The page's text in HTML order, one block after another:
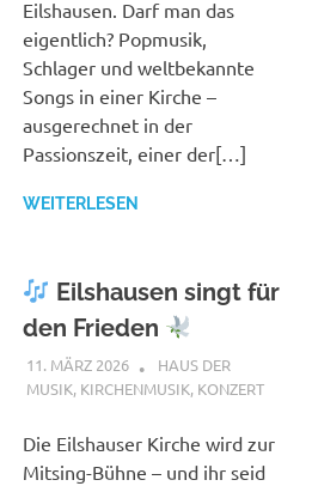
Eilshausen. Darf man das
eigentlich? Popmusik,
Schlager und weltbekannte
Songs in einer Kirche –
ausgerechnet in der
Passionszeit, einer der[…]
WEITERLESEN
Eilshausen singt für
den Frieden
11. MÄRZ 2026 ANDREAS
HAUS DER
MUSIK, KIRCHENMUSIK, KONZERT
Die Eilshauser Kirche wird zur
Mitsing-Bühne – und ihr seid